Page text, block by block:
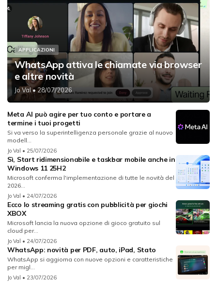
APPLICAZIONI
WhatsApp attiva le chiamate via browser
e altre novità
Jo Val• 28/07/2026
Meta AI può agire per tuo conto e portare a
termine i tuoi progetti
Si va verso la superintelligenza personale grazie al nuovo
modell...
Jo Val • 25/07/2026
Sì, Start ridimensionabile e taskbar mobile anche in
Windows 11 25H2
Microsoft conferma l'implementazione di tutte le novità del
2026...
Jo Val • 24/07/2026
Ecco lo streaming gratis con pubblicità per giochi
XBOX
Microsoft lancia la nuova opzione di gioco gratuito sul
cloud per...
Jo Val • 24/07/2026
WhatsApp: novità per PDF, auto, iPad, Stato
WhatsApp si aggiorna con nuove opzioni e caratteristiche
per migl...
Jo Val • 23/07/2026